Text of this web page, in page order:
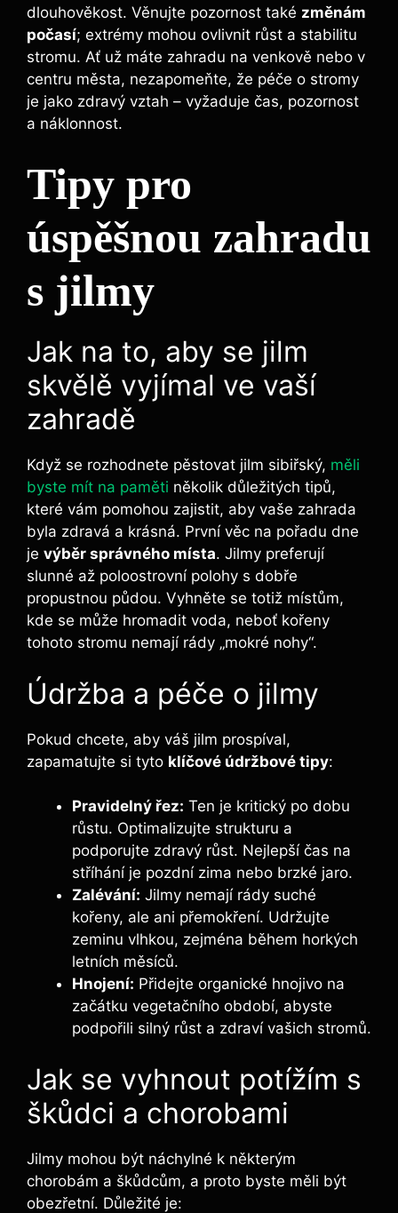
dlouhověkost. Věnujte pozornost také změnám
počasí; extrémy mohou ovlivnit růst a stabilitu
stromu. Ať už máte zahradu na venkově nebo v
centru města, nezapomeňte, že péče o stromy
je jako zdravý vztah – vyžaduje čas, pozornost
a náklonnost.
Tipy pro
úspěšnou zahradu
s jilmy
Jak na to, aby se jilm
skvělě vyjímal ve vaší
zahradě
Když se rozhodnete pěstovat jilm sibiřský, měli
byste mít na paměti několik důležitých tipů,
které vám pomohou zajistit, aby vaše zahrada
byla zdravá a krásná. První věc na pořadu dne
je výběr správného místa. Jilmy preferují
slunné až poloostrovní polohy s dobře
propustnou půdou. Vyhněte se totiž místům,
kde se může hromadit voda, neboť kořeny
tohoto stromu nemají rády „mokré nohy“.
Údržba a péče o jilmy
Pokud chcete, aby váš jilm prospíval,
zapamatujte si tyto klíčové údržbové tipy:
Pravidelný řez: Ten je kritický po dobu
růstu. Optimalizujte strukturu a
podporujte zdravý růst. Nejlepší čas na
stříhání je pozdní zima nebo brzké jaro.
Zalévání: Jilmy nemají rády suché
kořeny, ale ani přemokření. Udržujte
zeminu vlhkou, zejména během horkých
letních měsíců.
Hnojení: Přidejte organické hnojivo na
začátku vegetačního období, abyste
podpořili silný růst a zdraví vašich stromů.
Jak se vyhnout potížím s
škůdci a chorobami
Jilmy mohou být náchylné k některým
chorobám a škůdcům, a proto byste měli být
obezřetní. Důležité je: